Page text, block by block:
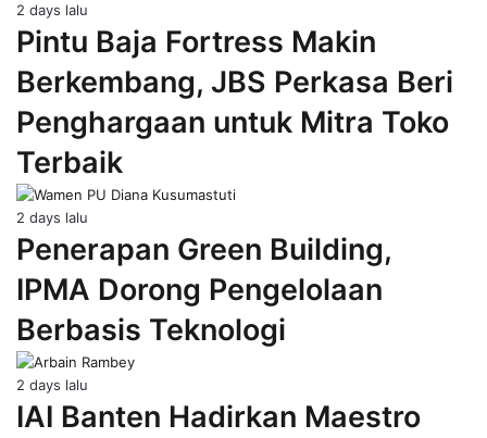
2 days lalu
Pintu Baja Fortress Makin
Berkembang, JBS Perkasa Beri
Penghargaan untuk Mitra Toko
Terbaik
2 days lalu
Penerapan Green Building,
IPMA Dorong Pengelolaan
Berbasis Teknologi
2 days lalu
IAI Banten Hadirkan Maestro